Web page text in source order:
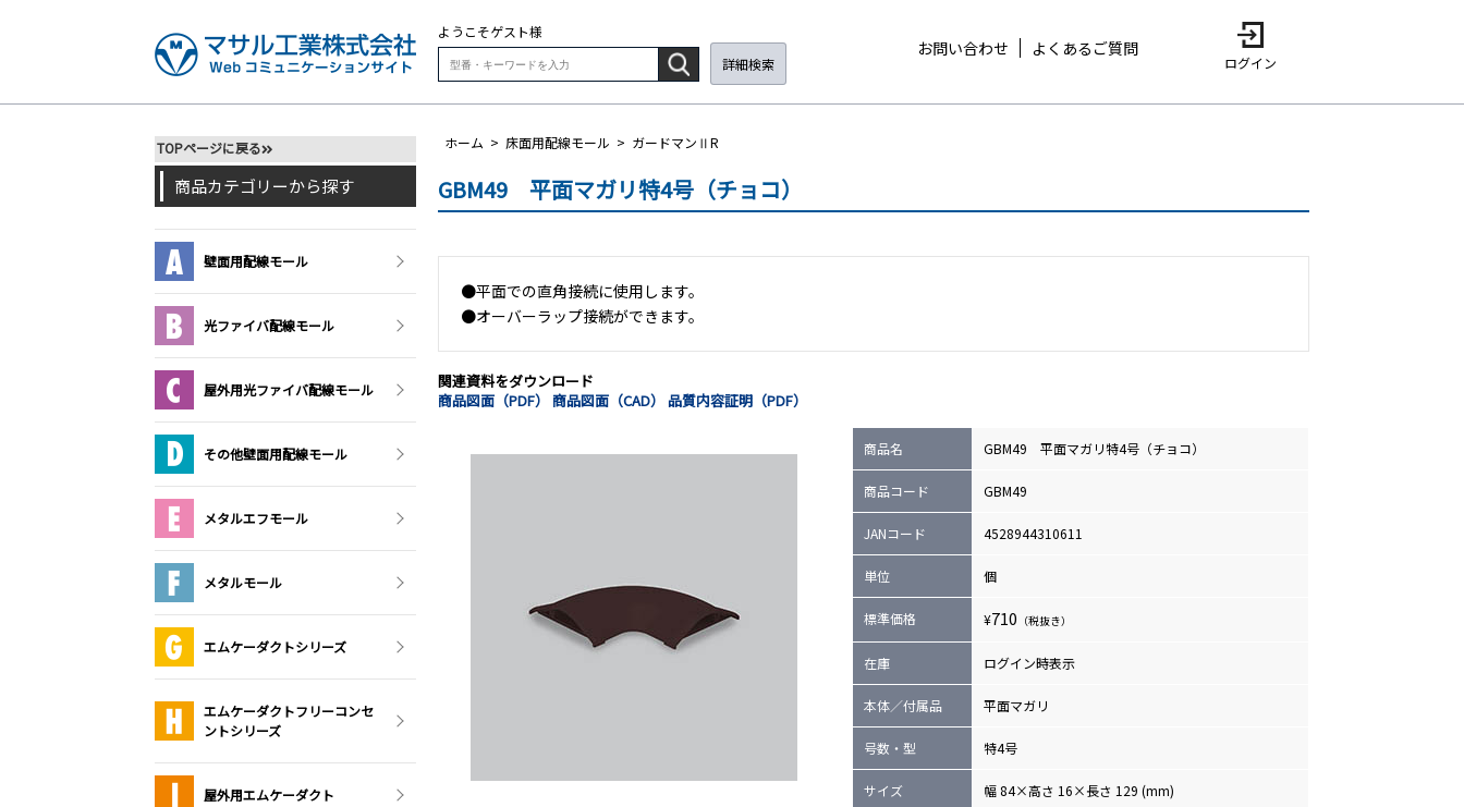
ようこそゲスト様
詳細検索
お問い合わせ よくあるご質問
ログイン
ホーム > 床面用配線モール > ガードマンⅡR
GBM49 平面マガリ特4号（チョコ）
●平面での直角接続に使用します。
●オーバーラップ接続ができます。
関連資料をダウンロード
商品図面（PDF）
商品図面（CAD） 品質内容証明（PDF）
商品名 GBM49 平面マガリ特4号（チョコ）
商品コード GBM49
JANコード 4528944310611
単位 個
標準価格 ¥710 （税抜き）
在庫 ログイン時表示
本体／付属品 平面マガリ
号数・型 特4号
サイズ 幅 84×高さ 16×長さ 129 (mm)
TOPページに戻る
商品カテゴリーから探す
壁面用配線モール
光ファイバ配線モール
屋外用光ファイバ配線モール
その他壁面用配線モール
メタルエフモール
メタルモール
エムケーダクトシリーズ
エムケーダクトフリーコンセ
ントシリーズ
屋外用エムケーダクト